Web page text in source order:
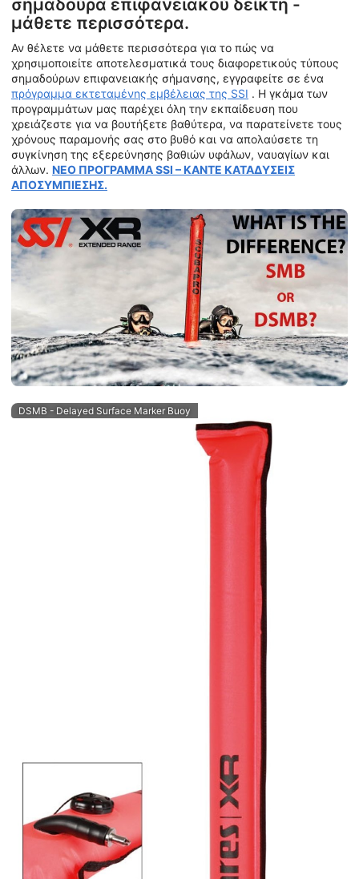
σημαδούρα επιφανειακού δείκτη -
μάθετε περισσότερα.
Αν θέλετε να μάθετε περισσότερα για το πώς να
χρησιμοποιείτε αποτελεσματικά τους διαφορετικούς τύπους
σημαδούρων επιφανειακής σήμανσης, εγγραφείτε σε ένα
πρόγραμμα εκτεταμένης εμβέλειας της SSI . Η γκάμα των
προγραμμάτων μας παρέχει όλη την εκπαίδευση που
χρειάζεστε για να βουτήξετε βαθύτερα, να παρατείνετε τους
χρόνους παραμονής σας στο βυθό και να απολαύσετε τη
συγκίνηση της εξερεύνησης βαθιών υφάλων, ναυαγίων και
άλλων. ΝΕΟ ΠΡΟΓΡΑΜΜΑ SSI – ΚΑΝΤΕ ΚΑΤΑΔΥΣΕΙΣ
ΑΠΟΣΥΜΠΙΕΣΗΣ.
DSMB - Delayed Surface Marker Buoy